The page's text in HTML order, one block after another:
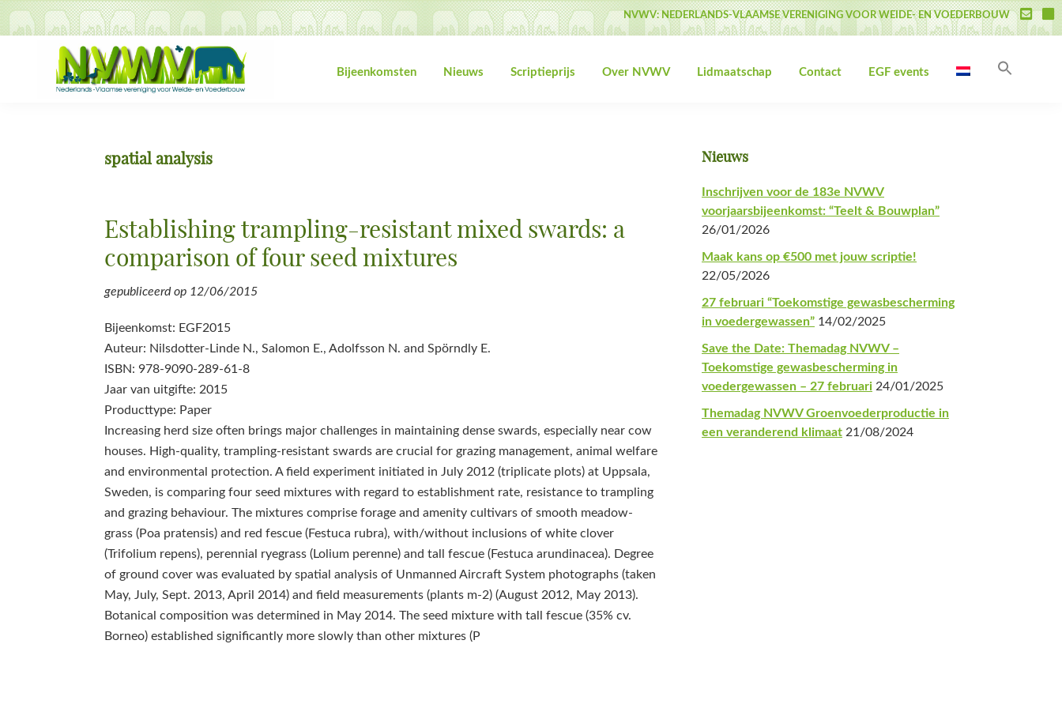
Spring
naar
hoofdnavigatie
Door
naar
Spring
naar
Spring
naar
NVWV: NEDERLANDS-VLAAMSE VERENIGING VOOR WEIDE- EN VOEDERBOUW
Bijeenkomsten Nieuws Scriptieprijs Over NVWV Lidmaatschap Contact EGF events
spatial analysis
Establishing trampling-resistant mixed swards: a
comparison of four seed mixtures
gepubliceerd op 12/06/2015
Bijeenkomst: EGF2015
Auteur: Nilsdotter-Linde N., Salomon E., Adolfsson N. and Spörndly E.
ISBN: 978-9090-289-61-8
Jaar van uitgifte: 2015
Producttype: Paper
Increasing herd size often brings major challenges in maintaining dense swards, especially near cow
houses. High-quality, trampling-resistant swards are crucial for grazing management, animal welfare
and environmental protection. A field experiment initiated in July 2012 (triplicate plots) at Uppsala,
Sweden, is comparing four seed mixtures with regard to establishment rate, resistance to trampling
and grazing behaviour. The mixtures comprise forage and amenity cultivars of smooth meadow-
grass (Poa pratensis) and red fescue (Festuca rubra), with/without inclusions of white clover
(Trifolium repens), perennial ryegrass (Lolium perenne) and tall fescue (Festuca arundinacea). Degree
of ground cover was evaluated by spatial analysis of Unmanned Aircraft System photographs (taken
May, July, Sept. 2013, April 2014) and field measurements (plants m-2) (August 2012, May 2013).
Botanical composition was determined in May 2014. The seed mixture with tall fescue (35% cv.
Borneo) established significantly more slowly than other mixtures (P
Primaire
Sidebar
Nieuws
Inschrijven voor de 183e NVWV
voorjaarsbijeenkomst: “Teelt & Bouwplan”
26/01/2026
Maak kans op €500 met jouw scriptie!
22/05/2026
27 februari “Toekomstige gewasbescherming
in voedergewassen” 14/02/2025
Save the Date: Themadag NVWV –
Toekomstige gewasbescherming in
voedergewassen – 27 februari 24/01/2025
Themadag NVWV Groenvoederproductie in
een veranderend klimaat 21/08/2024